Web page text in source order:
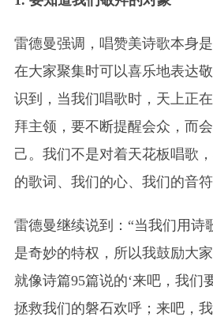
雷德曼强调，唱赞美诗歌本身
在大家聚集时可以喜乐地表达
识到，当我们唱歌时，天上正
拜主领，要不断提醒会众，而
己。我们不是对着天花板唱歌
的歌词、我们的心、我们的音
雷德曼继续说到：“当我们用诗
是奇妙的特权，所以我鼓励大
就像诗篇95篇说的‘来吧，我们
拯救我们的磐石欢呼；来吧，